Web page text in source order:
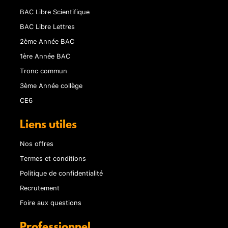
BAC Libre Scientifique
BAC Libre Lettres
2ème Année BAC
1ère Année BAC
Tronc commun
3ème Année collège
CE6
Liens utiles
Nos offres
Termes et conditions
Politique de confidentialité
Recrutement
Foire aux questions